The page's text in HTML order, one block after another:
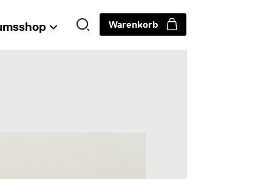
Warenkorb